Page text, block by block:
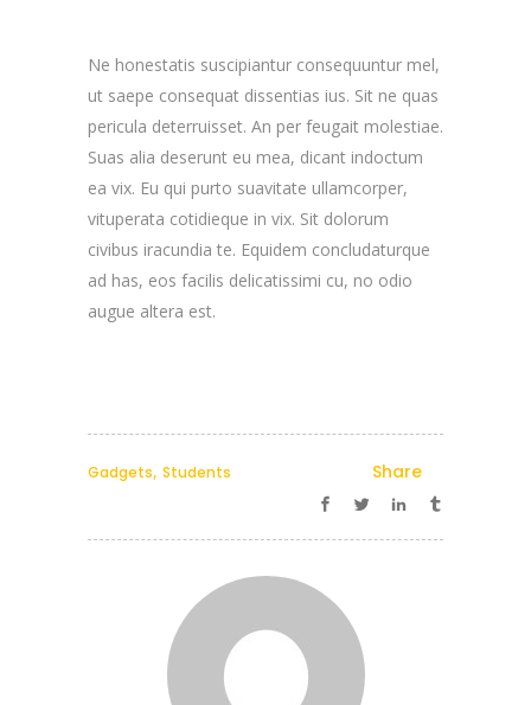
Ne honestatis suscipiantur consequuntur mel,
ut saepe consequat dissentias ius. Sit ne quas
pericula deterruisset. An per feugait molestiae.
Suas alia deserunt eu mea, dicant indoctum
ea vix. Eu qui purto suavitate ullamcorper,
vituperata cotidieque in vix. Sit dolorum
civibus iracundia te. Equidem concludaturque
ad has, eos facilis delicatissimi cu, no odio
augue altera est.
Gadgets, Students Share